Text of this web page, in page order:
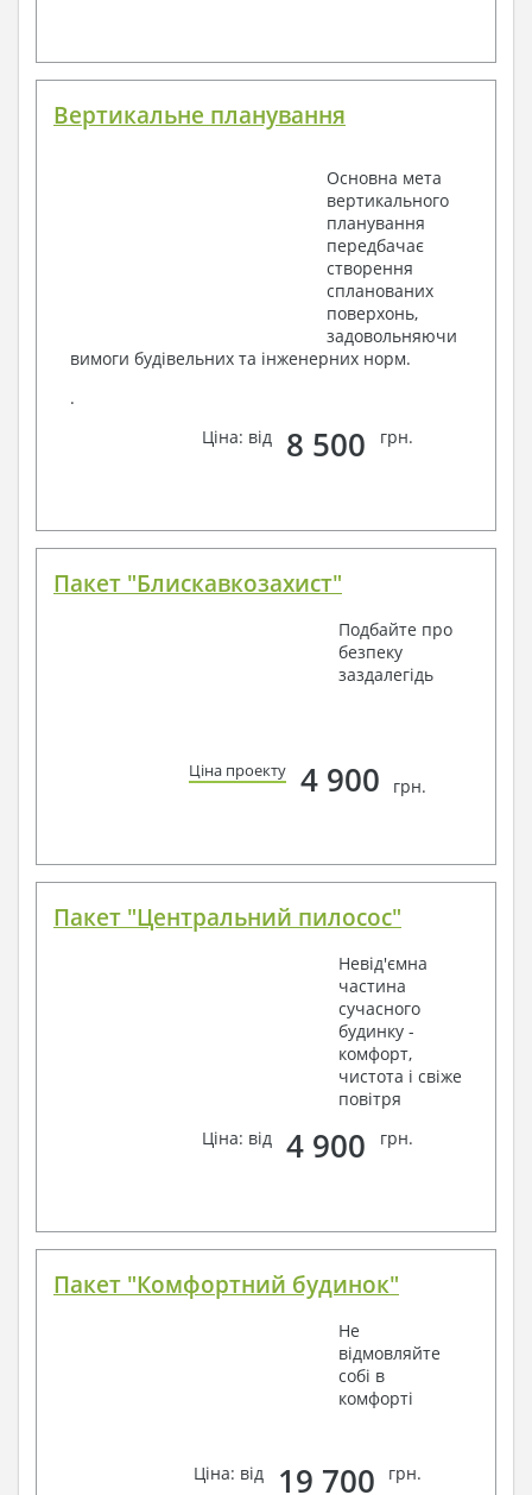
Вертикальне планування
Основна мета
вертикального
планування
передбачає
створення
спланованих
поверхонь,
задовольняючи
вимоги будівельних та інженерних норм.
.
Ціна: від
8 500 грн.
Пакет "Блискавкозахист"
Подбайте про
безпеку
заздалегідь
Ціна проекту 4 900 грн.
Пакет "Центральний пилосос"
Невід'ємна
частина
сучасного
будинку -
комфорт,
чистота і свіже
повітря
Ціна: від
4 900 грн.
Пакет "Комфортний будинок"
Не
відмовляйте
собі в
комфорті
Ціна: від 19 700 грн.